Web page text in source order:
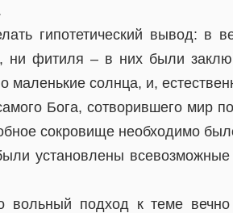
гипотетический вывод: в
ни фитиля – в них были
маленькие солнца, и,
Бога, сотворившего мир
сокровище необходимо
установлены
вольный подход к теме